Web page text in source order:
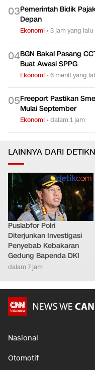
03Pemerintah Bidik
Depan
Ekonomi •3 jam yang lalu
04BGN Bakal Pasang
Buat Awasi SPPG
Ekonomi •6 menit yang
05Freeport Pastikan
Mulai September
Ekonomi •dalam 1 jam
LAINNYA DARI
Puslabfor Polri
Diterjunkan Investigasi
Penyebab Kebakaran
Gedung Bapenda DKI
dalam 7 jam
Nasional
Otomotif